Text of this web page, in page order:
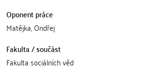
Oponent práce
Matějka, Ondřej
Fakulta / součást
Fakulta sociálních věd